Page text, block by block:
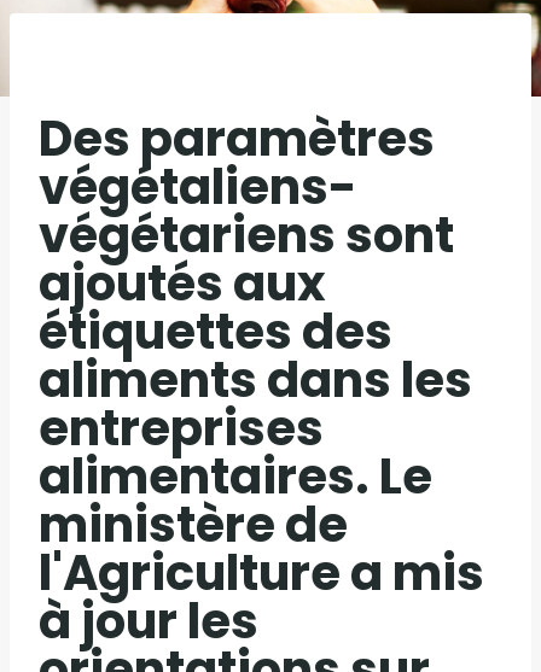
Des paramètres
végétaliens-
végétariens sont
ajoutés aux
étiquettes des
aliments dans les
entreprises
alimentaires. Le
ministère de
l'Agriculture a mis
à jour les